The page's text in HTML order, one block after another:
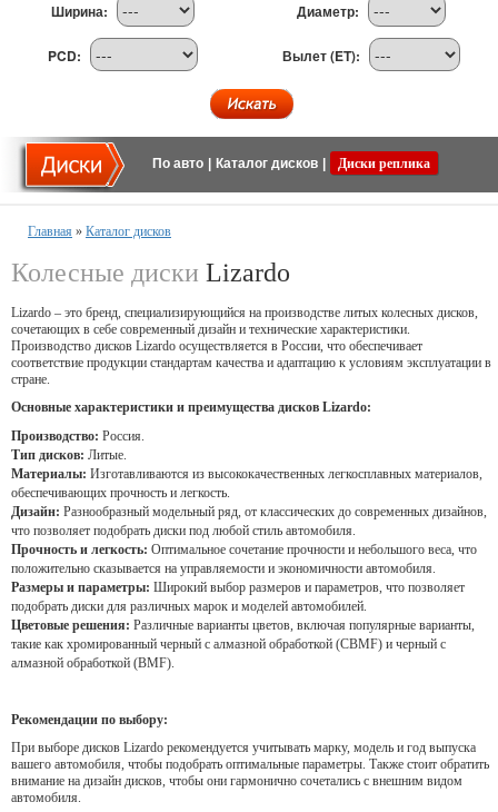
Ширина: Диаметр:
PCD: Вылет (ET):
По авто Каталог дисков Диски реплика
Главная » Каталог дисков
Колесные диски Lizardo
Lizardo – это бренд, специализирующийся на производстве литых колесных дисков,
сочетающих в себе современный дизайн и технические характеристики.
Производство дисков Lizardo осуществляется в России, что обеспечивает
соответствие продукции стандартам качества и адаптацию к условиям эксплуатации в
стране.
Основные характеристики и преимущества дисков Lizardo:
Производство: Россия.
Тип дисков: Литые.
Материалы: Изготавливаются из высококачественных легкосплавных материалов,
обеспечивающих прочность и легкость.
Дизайн: Разнообразный модельный ряд, от классических до современных дизайнов,
что позволяет подобрать диски под любой стиль автомобиля.
Прочность и легкость: Оптимальное сочетание прочности и небольшого веса, что
положительно сказывается на управляемости и экономичности автомобиля.
Размеры и параметры: Широкий выбор размеров и параметров, что позволяет
подобрать диски для различных марок и моделей автомобилей.
Цветовые решения: Различные варианты цветов, включая популярные варианты,
такие как хромированный черный с алмазной обработкой (CBMF) и черный с
алмазной обработкой (BMF).
Рекомендации по выбору:
При выборе дисков Lizardo рекомендуется учитывать марку, модель и год выпуска
вашего автомобиля, чтобы подобрать оптимальные параметры. Также стоит обратить
внимание на дизайн дисков, чтобы они гармонично сочетались с внешним видом
автомобиля.